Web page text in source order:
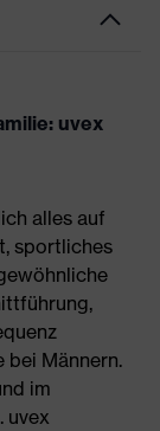
uvex
alles auf
sportliches
bei Männern.
im
uvex